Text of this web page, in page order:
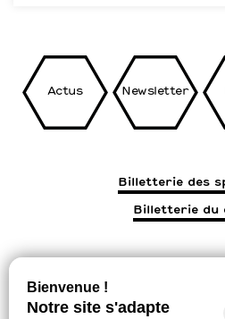
Actus Newsletter
Billetterie des
Billetterie du